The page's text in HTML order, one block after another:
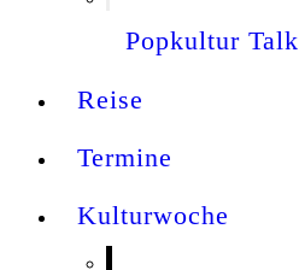
Popkultur Talk
Reise
Termine
Kulturwoche